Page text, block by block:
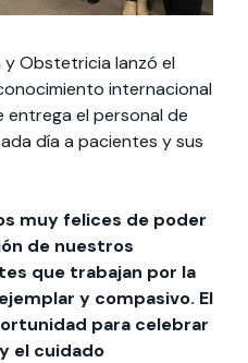
y Obstetricia lanzó el
internacional
entrega el personal de
día a pacientes y sus
muy felices de poder
de nuestros
que trabajan por la
y compasivo. El
para celebrar
el cuidado